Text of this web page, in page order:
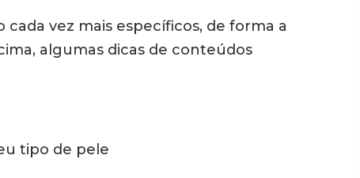
vez mais específicos, de forma a
algumas dicas de conteúdos
tipo de pele